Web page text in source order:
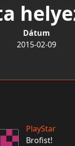
Dátum
2015-02-09
PlayStar
Brofist!